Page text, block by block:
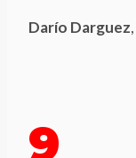
Darío Darguez
9